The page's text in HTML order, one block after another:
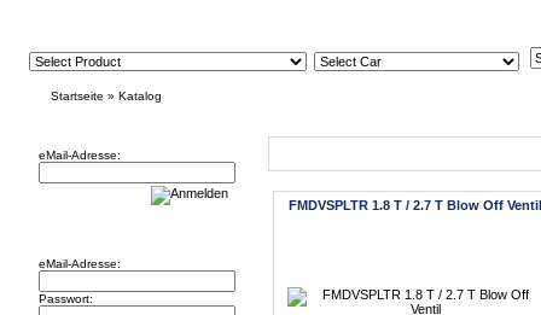
Startseite » Katalog
eMail-Adresse:
eMail-Adresse:
Passwort:
FMDVSPLTR 1.8 T / 2.7 T Blow Off Ventil